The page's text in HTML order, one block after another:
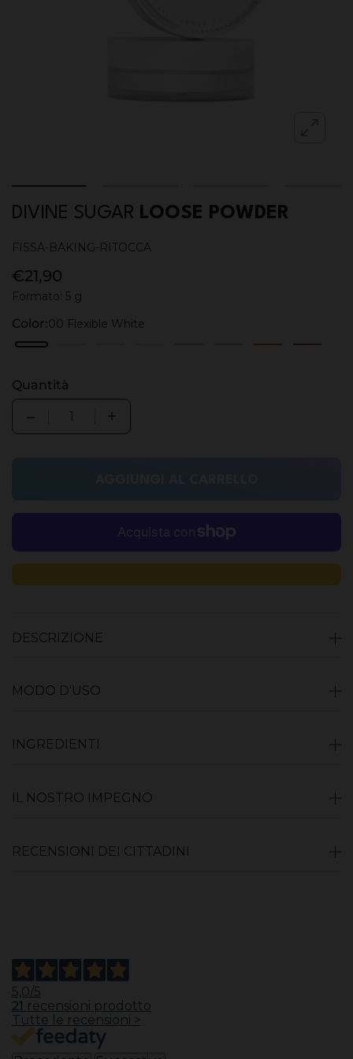
DIVINE SUGAR LOOSE POWDER
FISSA-BAKING-RITOCCA
€21,90
Formato: 5 g
Color:00 Flexible White
Quantità
Quantity
DESCRIZIONE
MODO D'USO
INGREDIENTI
IL NOSTRO IMPEGNO
RECENSIONI DEI CITTADINI
5,0/5
21 recensioni prodotto
Tutte le recensioni >